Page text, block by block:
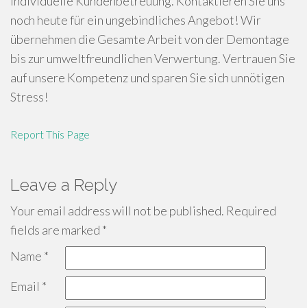
noch heute für ein ungebindliches Angebot! Wir
übernehmen die Gesamte Arbeit von der Demontage
bis zur umweltfreundlichen Verwertung. Vertrauen Sie
auf unsere Kompetenz und sparen Sie sich unnötigen
Stress!
Report This Page
Leave a Reply
Your email address will not be published. Required
fields are marked *
Name *
Email *